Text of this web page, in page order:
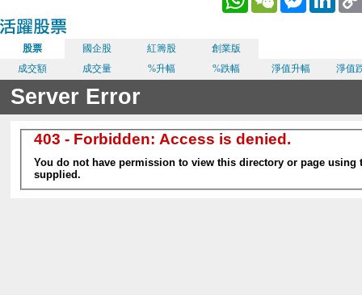
股票 國企股 紅籌股
創業版
成交額
成交量 %升幅 %跌幅 淨值升幅 淨值